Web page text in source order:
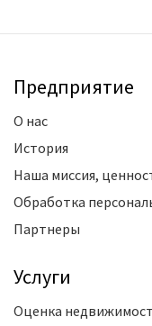
Предприятие
О нас
История
Наша миссия,
Обработка
Партнеры
Услуги
Оценка